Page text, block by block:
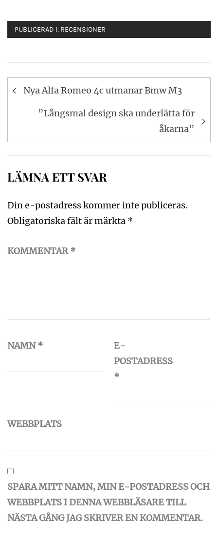
PUBLICERAD I: RECENSIONER
Inläggsnavigering
Nya Alfa Romeo 4c utmanar Bmw M3
”Långsmal design ska underlätta för
åkarna”
LÄMNA ETT SVAR
Din e-postadress kommer inte publiceras.
Obligatoriska fält är märkta *
KOMMENTAR*
NAMN*
E-
POSTADRESS
*
WEBBPLATS
SPARA MITT NAMN, MIN E-POSTADRESS OCH
WEBBPLATS I DENNA WEBBLÄSARE TILL
NÄSTA GÅNG JAG SKRIVER EN KOMMENTAR.